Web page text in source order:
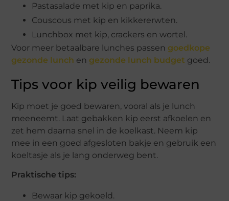
Pastasalade met kip en paprika.
Couscous met kip en kikkererwten.
Lunchbox met kip, crackers en wortel.
Voor meer betaalbare lunches passen goedkope
gezonde lunch en gezonde lunch budget goed.
Tips voor kip veilig bewaren
Kip moet je goed bewaren, vooral als je lunch
meeneemt. Laat gebakken kip eerst afkoelen en
zet hem daarna snel in de koelkast. Neem kip
mee in een goed afgesloten bakje en gebruik een
koeltasje als je lang onderweg bent.
Praktische tips:
Bewaar kip gekoeld.